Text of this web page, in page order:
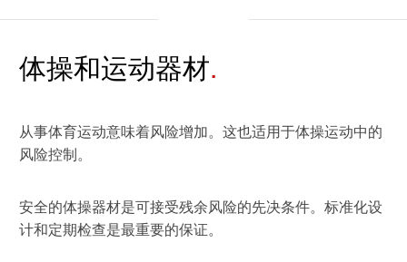
健康 & 医疗
运动 & 健身
所有解决方案
IT & 安全
工业
创新
白皮书系列
证书验证
合规
原则声明
中国区最高管理层宣言
TÜV奥地利企业社会责任 (CSR) 报告
体操和运动器材
从事体育运动意味着风险增加。这也适用于体操运动中的
风险控制。
安全的体操器材是可接受残余风险的先决条件。标准化设
计和定期检查是最重要的保证。
平台